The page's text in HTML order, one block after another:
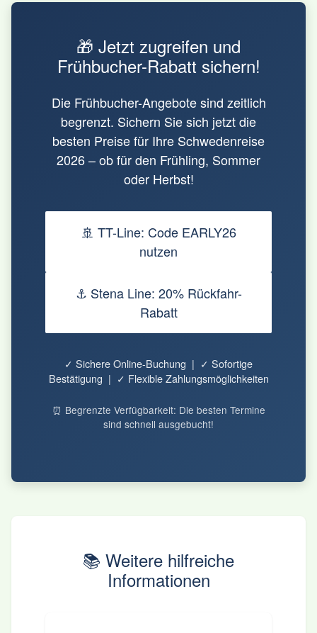
Tarife erlauben Änderungen mit
sogar Stromanschluss (9€) für
Wohnmobile zur Verfügung – einzigartig
auf der Route Rostock-Trelleborg!
Camping Key Europe Mitglieder
erhalten zusätzlich 10% Rabatt.
🎁 Jetzt zugreifen und
Frühbucher-Rabatt sichern!
Die Frühbucher-Angebote sind zeitlich
begrenzt. Sichern Sie sich jetzt die
besten Preise für Ihre Schwedenreise
2026 – ob für den Frühling, Sommer
oder Herbst!
🚢 TT-Line: Code EARLY26
nutzen
⚓ Stena Line: 20% Rückfahr-
Rabatt
✓ Sichere Online-Buchung | ✓ Sofortige
Bestätigung | ✓ Flexible Zahlungsmöglichkeiten
⏰ Begrenzte Verfügbarkeit: Die besten Termine
sind schnell ausgebucht!
📚 Weitere hilfreiche
Informationen